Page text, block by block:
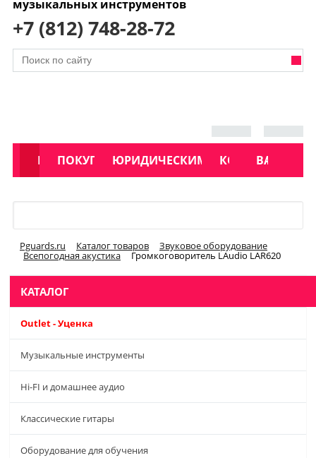
музыкальных инструментов
+7 (812) 748-28-72
АКЦИИ
КАТАЛОГ
ПОКУПАТЕЛЯМЮРИДИЧЕСКИМ ЛИЦАМКОНТАКТЫ
УСЛУГИ
Pguards.ru Каталог товаров Звуковое оборудование
Всепогодная акустика Громкоговоритель LAudio LAR620
КАТАЛОГ
Outlet - Уценка
Музыкальные инструменты
Hi-FI и домашнее аудио
Классические гитары
Оборудование для обучения